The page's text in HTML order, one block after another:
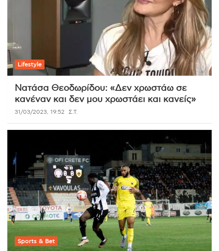
Lifestyle
Νατάσα Θεοδωρίδου: «Δεν χρωστάω σε
κανέναν και δεν μου χρωστάει και κανείς»
31/03/2023, 19:52 Σ.Τ.
Sports & Bet